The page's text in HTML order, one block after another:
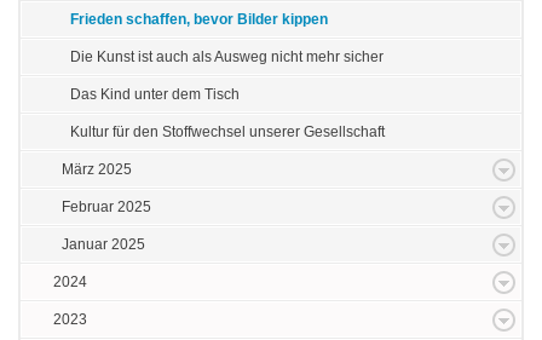
Frieden schaffen, bevor Bilder kippen
Die Kunst ist auch als Ausweg nicht mehr sicher
Das Kind unter dem Tisch
Kultur für den Stoffwechsel unserer Gesellschaft
März 2025
Februar 2025
Januar 2025
2024
2023